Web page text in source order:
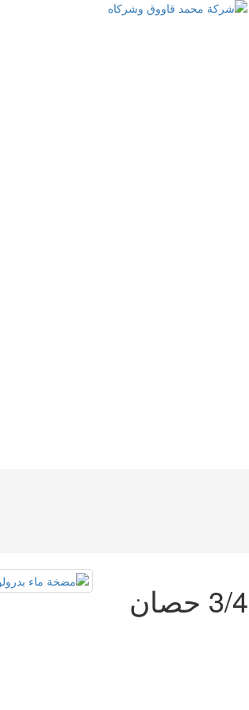
مضخة ماء بدرولو ايطالي 3/4 حصان